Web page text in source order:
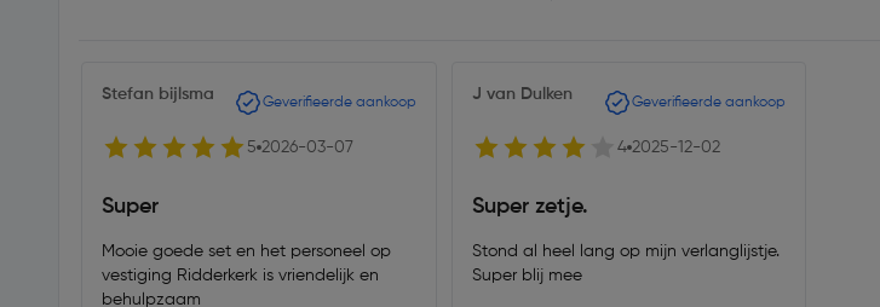
Stefan bijlsma Geverifieerde aankoop
5 2026-03-07
Super
Mooie goede set en het personeel op
vestiging Ridderkerk is vriendelijk en
behulpzaam
J van Dulken Geverifieerde aankoop
4 2025-12-02
Super zetje.
Stond al heel lang op mijn verlanglijstje.
Super blij mee